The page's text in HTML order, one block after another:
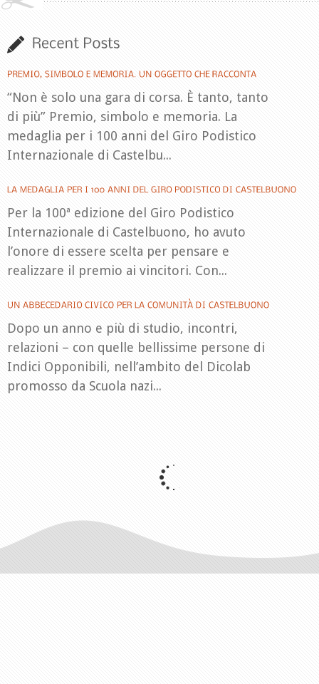
“Non è solo una gara di corsa. È tanto, tanto
di più” Premio, simbolo e memoria. La
medaglia per i 100 anni del Giro Podistico
Internazionale di Castelbu...
Per la 100ª edizione del Giro Podistico
Internazionale di Castelbuono, ho avuto
l’onore di essere scelta per pensare e
realizzare il premio ai vincitori. Con...
Dopo un anno e più di studio, incontri,
relazioni – con quelle bellissime persone di
Indici Opponibili, nell’ambito del Dicolab
promosso da Scuola nazi...